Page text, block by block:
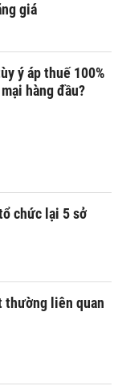
giá
ý áp thuế 100%
hàng đầu?
chức lại 5 sở
thường liên quan